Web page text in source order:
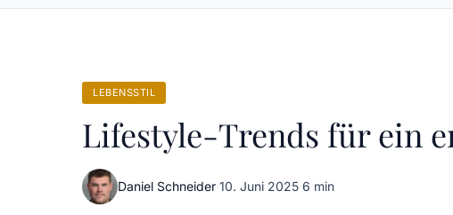
LEBENSSTIL
Lifestyle-Trends für ein
Daniel Schneider·10. Juni 2025·6 min